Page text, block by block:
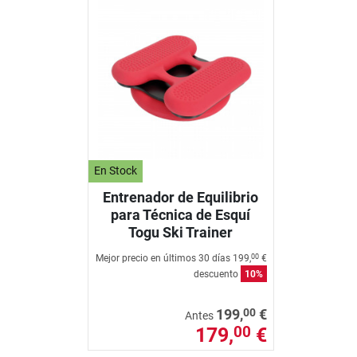
En Stock
Entrenador de Equilibrio
para Técnica de Esquí
Togu Ski Trainer
Mejor precio en últimos 30 días 199,00€
descuento
10%
Antes 199,00€
179,00 €